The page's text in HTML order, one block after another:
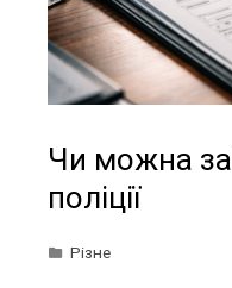
Чи можна
поліції
Різне